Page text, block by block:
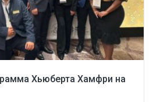
Хьюберта Хамфри на